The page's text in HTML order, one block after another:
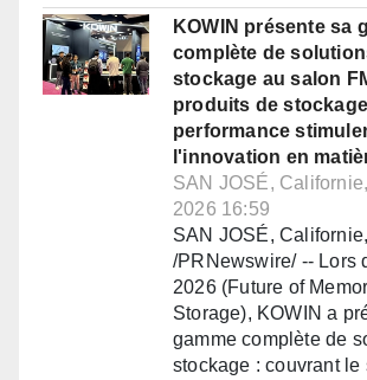
KOWIN présente sa
complète de
stockage au salon
produits de
performance
l'innovation en
SAN JOSÉ,
2026 16:59
SAN JOSÉ,
/PRNewswire/ -- Lors
2026 (Future of
Storage), KOWIN a
gamme complète de
stockage : couvrant le